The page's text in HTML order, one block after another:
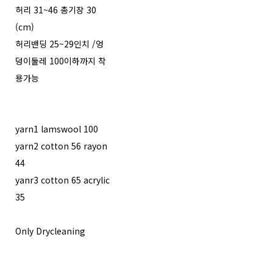
허리 31~46 총기장 30
(cm)
허리밴딩 25~29인치 /엉
덩이둘레 100이하까지 착
용가능
yarn1 lamswool 100
yarn2 cotton 56 rayon
44
yanr3 cotton 65 acrylic
35
Only Drycleaning